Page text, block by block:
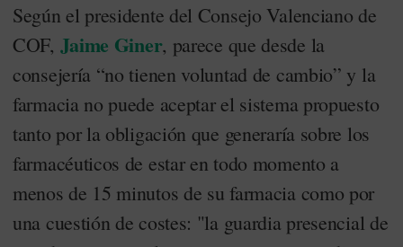
Según el presidente del Consejo Valenciano de
COF, Jaime Giner, parece que desde la
consejería “no tienen voluntad de cambio” y la
farmacia no puede aceptar el sistema propuesto
tanto por la obligación que generaría sobre los
farmacéuticos de estar en todo momento a
menos de 15 minutos de su farmacia como por
una cuestión de costes: "la guardia presencial de